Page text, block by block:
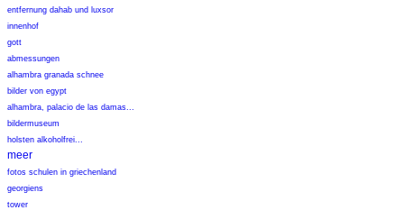
entfernung dahab und luxsor
innenhof
gott
abmessungen
alhambra granada schnee
bilder von egypt
alhambra, palacio de las damas...
bildermuseum
holsten alkoholfrei...
meer
fotos schulen in griechenland
georgiens
tower